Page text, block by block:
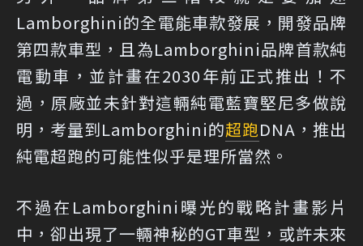
Lamborghini的全電能車款發展，開發品牌
第四款車型，且為Lamborghini品牌首款純
電動車，並計畫在2030年前正式推出！不
過，原廠並未針對這輛純電藍寶堅尼多做說
明，考量到Lamborghini的超跑DNA，推出
純電超跑的可能性似乎是理所當然。
不過在Lamborghini曝光的戰略計畫影片
中，卻出現了一輛神秘的GT車型，或許未來